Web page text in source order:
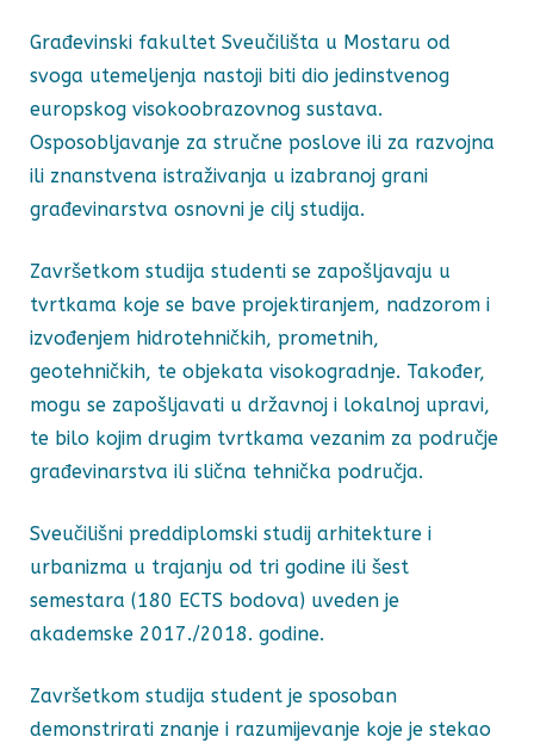
Građevinski fakultet Sveučilišta u Mostaru od
svoga utemeljenja nastoji biti dio jedinstvenog
europskog visokoobrazovnog sustava.
Osposobljavanje za stručne poslove ili za razvojna
ili znanstvena istraživanja u izabranoj grani
građevinarstva osnovni je cilj studija.
Završetkom studija studenti se zapošljavaju u
tvrtkama koje se bave projektiranjem, nadzorom i
izvođenjem hidrotehničkih, prometnih,
geotehničkih, te objekata visokogradnje. Također,
mogu se zapošljavati u državnoj i lokalnoj upravi,
te bilo kojim drugim tvrtkama vezanim za područje
građevinarstva ili slična tehnička područja.
Sveučilišni preddiplomski studij arhitekture i
urbanizma u trajanju od tri godine ili šest
semestara (180 ECTS bodova) uveden je
akademske 2017./2018. godine.
Završetkom studija student je sposoban
demonstrirati znanje i razumijevanje koje je stekao